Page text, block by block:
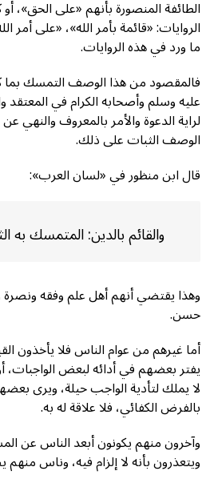
الطائفة المنصورة بأنهم «على الحق»،
الروايات: «قائمة بأمر الله»، «على أمر
ما ورد في هذه الروايات.
فالمقصود من هذا الوصف التمسك بما
عليه وسلم وأصحابه الكرام في المعتقد
لراية الدعوة والأمر بالمعروف والنهي
الوصف الثبات على ذلك.
قال ابن منظور في «لسان العرب»:
والقائم بالدين: المتمسك به
وهذا يقتضي أنهم أهل علم وفقه
حسن.
أما غيرهم من عوام الناس فلا يأخذون
يفتر بعضهم في أدائه لبعض الواجبات،
لا يملك لتأدية الواجب حيلة، ويرى
بالفرض الكفائي، فلا علاقة له به.
وآخرون منهم يكونون أبعد الناس عن
ويتعذرون بأنه لا إلزام فيه، وناس